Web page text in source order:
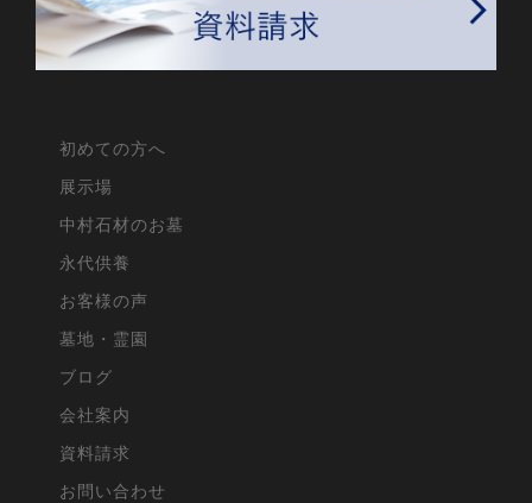
初めての方へ
展示場
中村石材のお墓
永代供養
お客様の声
墓地・霊園
ブログ
会社案内
資料請求
お問い合わせ